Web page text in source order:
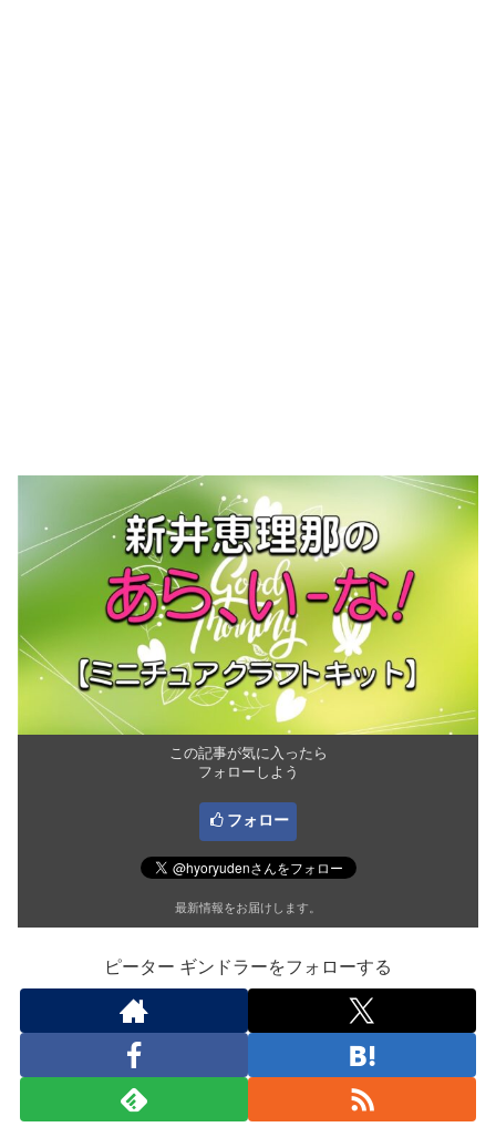
この記事が気に入ったら
フォローしよう
フォロー
最新情報をお届けします。
ピーター ギンドラーをフォローする